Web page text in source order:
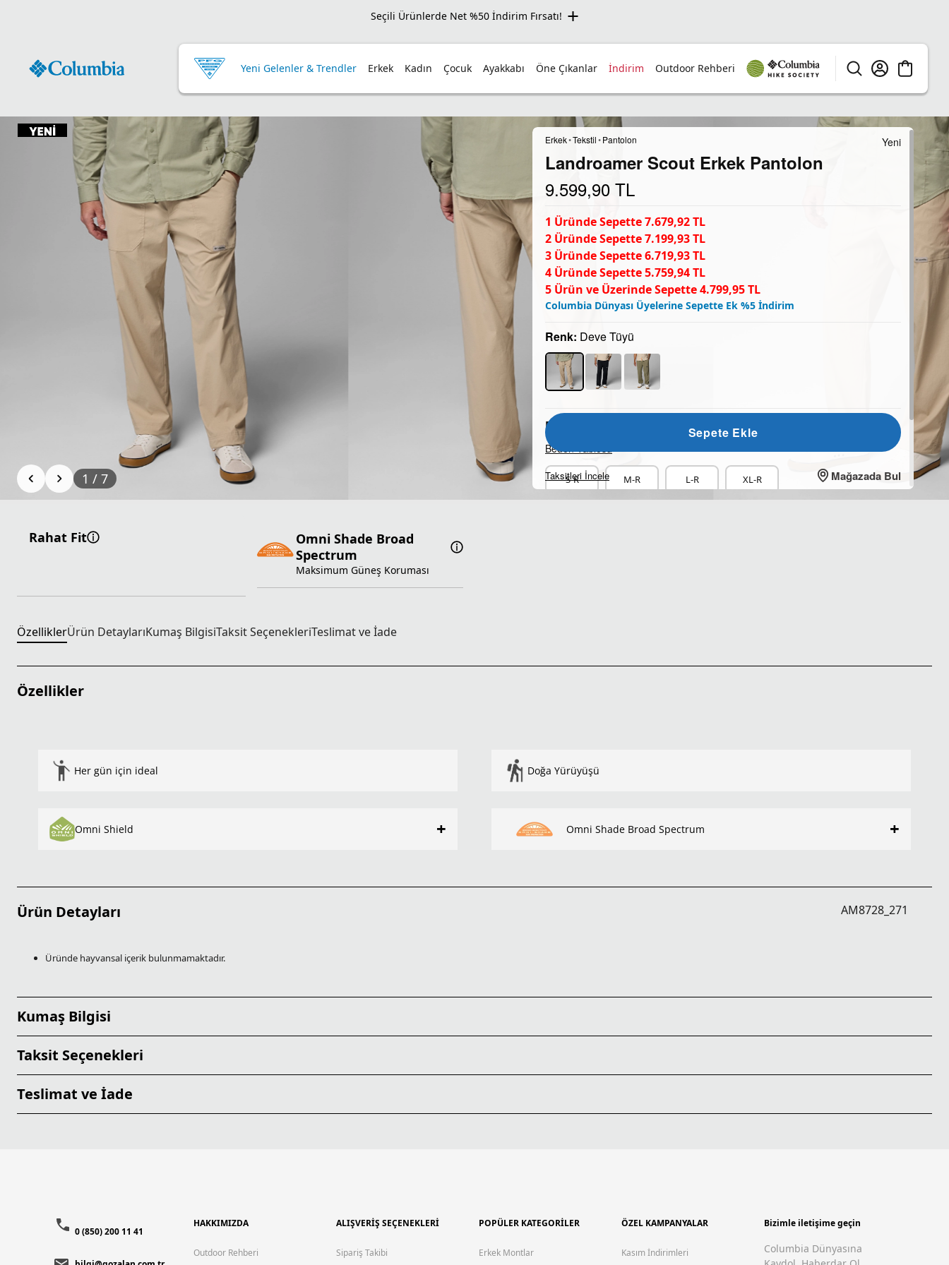
Seçili Ürünlerde Net %50 İndirim Fırsatı!
Yeni Gelenler & Trendler Erkek Kadın Çocuk Ayakkabı Öne Çıkanlar İndirim Outdoor Rehberi
1 / 7
Erkek•Tekstil•Pantolon Yeni
Landroamer Scout Erkek Pantolon
9.599,90 TL
1 Üründe Sepette 7.679,92 TL
2 Üründe Sepette 7.199,93 TL
3 Üründe Sepette 6.719,93 TL
4 Üründe Sepette 5.759,94 TL
5 Ürün ve Üzerinde Sepette 4.799,95 TL
Columbia Dünyası Üyelerine Sepette Ek %5 İndirim
Renk: Deve Tüyü
Beden:
Beden Tablosu
S-R M-R L-R XL-R
Sepete Ekle
Taksitleri İncele Mağazada Bul
Rahat Fit
Omni Shade Broad
Spectrum
Maksimum Güneş Koruması
ÖzelliklerÜrün DetaylarıKumaş BilgisiTaksit SeçenekleriTeslimat ve İade
Özellikler
Her gün için ideal Doğa Yürüyüşü
Omni Shield + Omni Shade Broad Spectrum +
Ürün Detayları AM8728_271
Üründe hayvansal içerik bulunmamaktadır.
Kumaş Bilgisi
Taksit Seçenekleri
Teslimat ve İade
0 (850) 200 11 41
HAKKIMIZDA
Outdoor Rehberi
ALIŞVERİŞ SEÇENEKLERİ
Sipariş Takibi
POPÜLER KATEGORİLER
Erkek Montlar
ÖZEL KAMPANYALAR
Kasım İndirimleri
Bizimle iletişime geçin
Columbia Dünyasına